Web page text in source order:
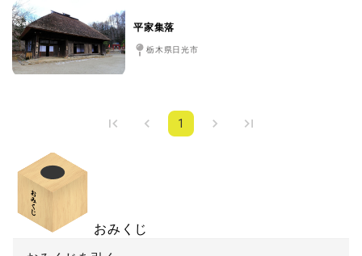
平家集落
栃木県日光市
1
おみくじ